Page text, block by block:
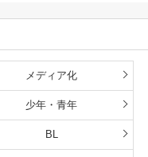
メディア化
少年・青年
BL